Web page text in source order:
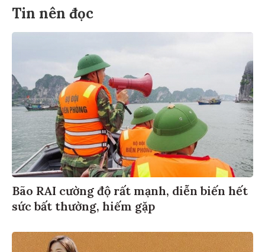
Tin nên đọc
Bão RAI cường độ rất mạnh, diễn biến hết
sức bất thường, hiếm gặp